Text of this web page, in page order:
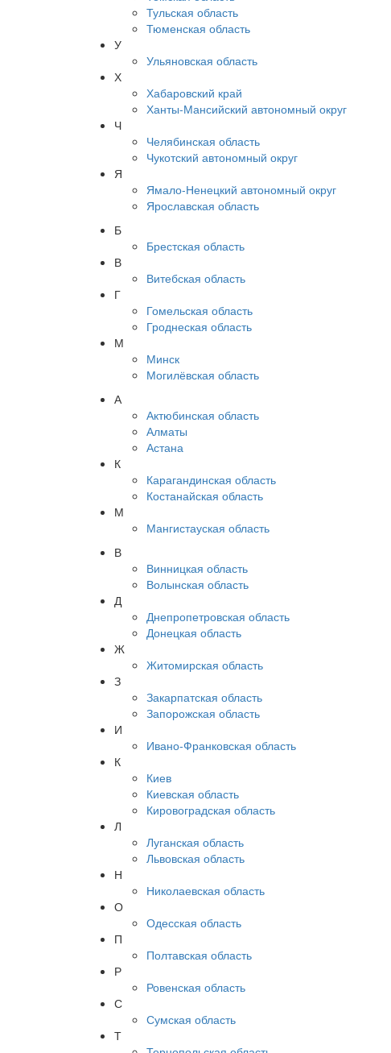
Тульская область
Тюменская область
У
Ульяновская область
Х
Хабаровский край
Ханты-Мансийский автономный округ
Ч
Челябинская область
Чукотский автономный округ
Я
Ямало-Ненецкий автономный округ
Ярославская область
Б
Брестская область
В
Витебская область
Г
Гомельская область
Гроднеская область
М
Минск
Могилёвская область
А
Актюбинская область
Алматы
Астана
К
Карагандинская область
Костанайская область
М
Мангистауская область
В
Винницкая область
Волынская область
Д
Днепропетровская область
Донецкая область
Ж
Житомирская область
З
Закарпатская область
Запорожская область
И
Ивано-Франковская область
К
Киев
Киевская область
Кировоградская область
Л
Луганская область
Львовская область
Н
Николаевская область
О
Одесская область
П
Полтавская область
Р
Ровенская область
С
Сумская область
Т